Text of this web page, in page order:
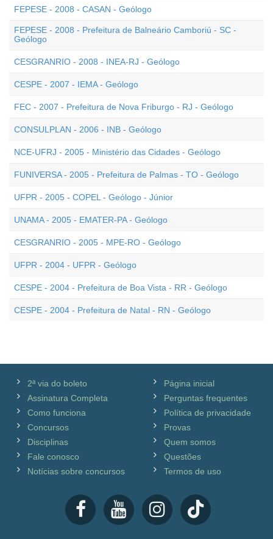
FEPESE - 2008 - CASAN - Geólogo
FEPESE - 2008 - Prefeitura de Balneário Camboriú - SC -
Geólogo
CESGRANRIO - 2008 - INEA-RJ - Geólogo
CESPE - 2007 - IEMA - Geólogo
FEC - 2007 - Prefeitura de Nova Friburgo - RJ - Geólogo
CONSULPLAN - 2006 - INB - Geólogo
NCE-UFRJ - 2005 - Ministério das Cidades - Geólogo
FUNIVERSA - 2005 - Prefeitura de Palmas - TO - Geólogo
UFPR - 2005 - COPEL - Geólogo - Júnior
UNAMA - 2005 - EMATER-PA - Geólogo
CESGRANRIO - 2005 - MPE-RO - Geólogo
UFPR - 2004 - UFPR - Geólogo
CESPE - 2004 - Prefeitura de Boa Vista - RR - Geólogo
CESPE - 2004 - Prefeitura de Natal - RN - Geólogo
2ª via do boleto
Assinatura Completa
Como funciona
Concursos
Disciplinas
Fale conosco
Notícias sobre concursos
Página inicial
Perguntas frequentes
Política de privacidade
Provas
Quem somos
Questões
Termos de uso